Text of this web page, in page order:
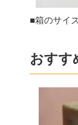
■箱のサイ
おすす